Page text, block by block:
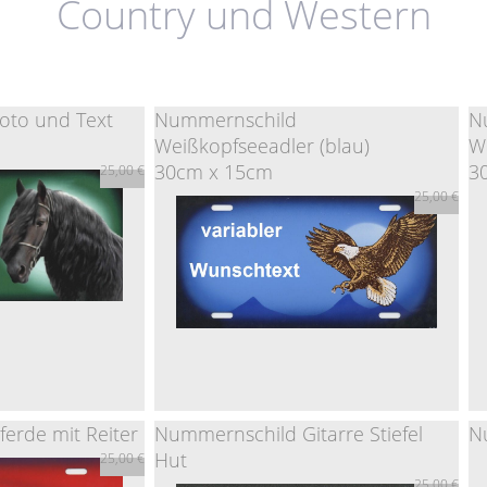
Country und Western
und Text
25,00 €
und Text
Nummernschild
Weißkopfseeadler (blau)
30cm x 15cm
25,00 €
mit Reiter
25,00 €
Nummernschild Gitarre Stiefel
Hut